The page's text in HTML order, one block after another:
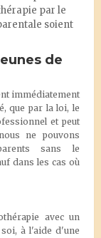
par le
soient
de
immédiatement
que par la loi, le
et peut
ne pouvons
sans le
dans les cas où
avec un
à l'aide d'une